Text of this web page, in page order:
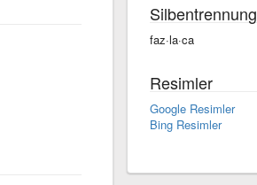
Silbentrennung
faz·la·ca
Resimler
Google Resimler
Bing Resimler